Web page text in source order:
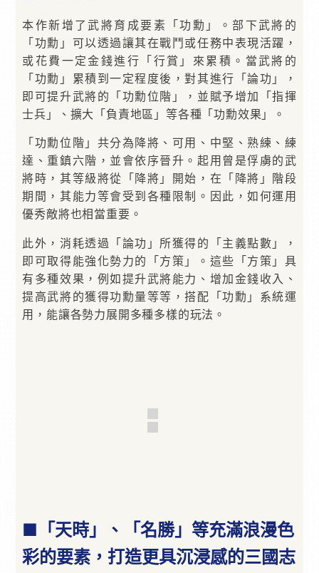
本作新增了武將育成要素「功勳」。部下武將的
「功勳」可以透過讓其在戰鬥或任務中表現活躍，
或花費一定金錢進行「行賞」來累積。當武將的
「功勳」累積到一定程度後，對其進行「論功」，
即可提升武將的「功勳位階」，並賦予增加「指揮
士兵」、擴大「負責地區」等各種「功勳效果」。
「功勳位階」共分為降將、可用、中堅、熟練、練
達、重鎮六階，並會依序晉升。起用曾是俘虜的武
將時，其等級將從「降將」開始，在「降將」階段
期間，其能力等會受到各種限制。因此，如何運用
優秀敵將也相當重要。
此外，消耗透過「論功」所獲得的「主義點數」，
即可取得能強化勢力的「方策」。這些「方策」具
有多種效果，例如提升武將能力、增加金錢收入、
提高武將的獲得功勳量等等，搭配「功勳」系統運
用，能讓各勢力展開多種多樣的玩法。
■「天時」、「名勝」等充滿浪漫色
彩的要素，打造更具沉浸感的三國志